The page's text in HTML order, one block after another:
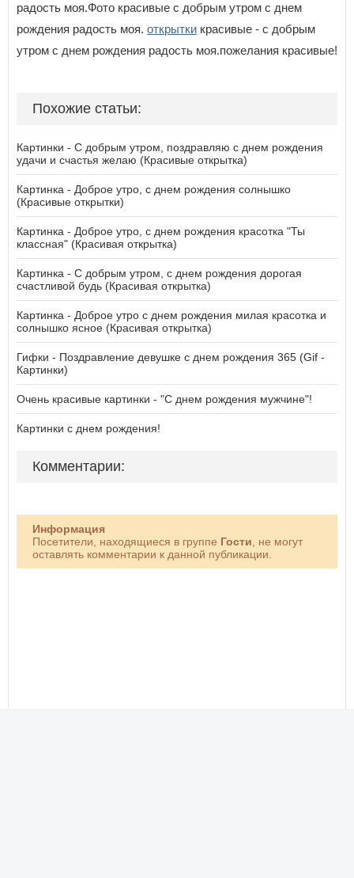
радость моя.Фото красивые с добрым утром с днем
рождения радость моя. открытки красивые - с добрым
утром с днем рождения радость моя.пожелания красивые!
Похожие статьи:
Картинки - С добрым утром, поздравляю с днем рождения
удачи и счастья желаю (Красивые открытка)
Картинка - Доброе утро, с днем рождения солнышко
(Красивые открытки)
Картинка - Доброе утро, с днем рождения красотка "Ты
классная" (Красивая открытка)
Картинка - С добрым утром, с днем рождения дорогая
счастливой будь (Красивая открытка)
Картинка - Доброе утро с днем рождения милая красотка и
солнышко ясное (Красивая открытка)
Гифки - Поздравление девушке с днем рождения 365 (Gif -
Картинки)
Очень красивые картинки - "С днем рождения мужчине"!
Картинки с днем рождения!
Комментарии:
Информация
Посетители, находящиеся в группе Гости, не могут
оставлять комментарии к данной публикации.